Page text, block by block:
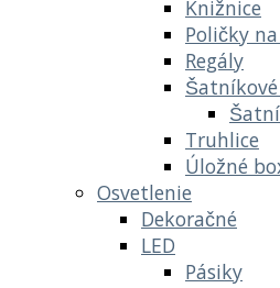
Knižnice
Poličky
Regály
Truhlice
Úložné
Osvetlenie
Dekoračné
LED
Pásiky